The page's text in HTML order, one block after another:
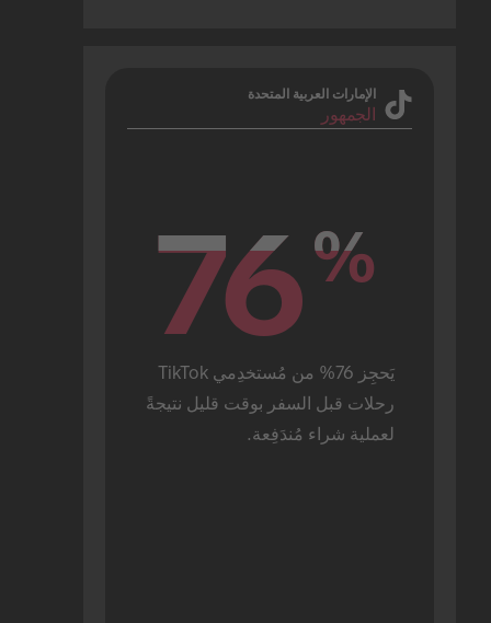
الإمارات العربية المتحدة
الجمهور
76%
76%
لعملية شراء مُندَفِعة.